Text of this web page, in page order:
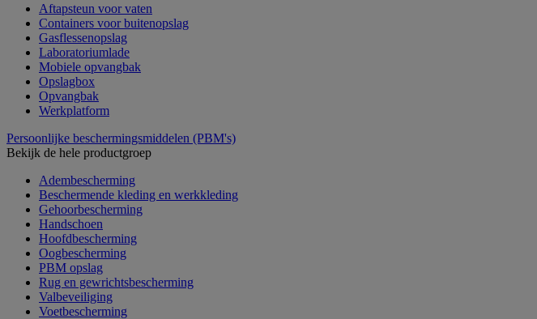
Aftapsteun voor vaten
Containers voor buitenopslag
Gasflessenopslag
Laboratoriumlade
Mobiele opvangbak
Opslagbox
Opvangbak
Werkplatform
Persoonlijke beschermingsmiddelen (PBM's)
Bekijk de hele productgroep
Adembescherming
Beschermende kleding en werkkleding
Gehoorbescherming
Handschoen
Hoofdbescherming
Oogbescherming
PBM opslag
Rug en gewrichtsbescherming
Valbeveiliging
Voetbescherming